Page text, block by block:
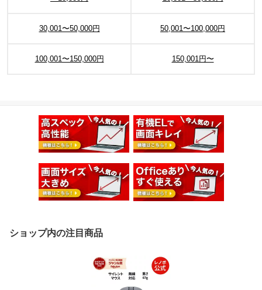
30,001〜50,000円 50,001〜100,000円
100,001〜150,000円 150,001円〜
ショップ内の注目商品